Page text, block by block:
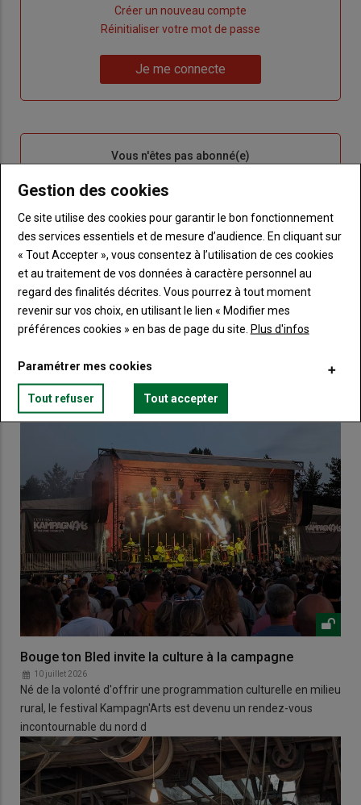
Créer un nouveau compte
de
Réinitialiser votre mot de passe
me
Je me connecte
titre
Vous n'êtes pas abonné(e)
BodyChoisissez votre formule et créez votre
compte pour accéder à tout Terre de
Touraine.
Lien Créez un compte
Bouge ton Bled invite la culture à la campagne
10 juillet 2026
Né de la volonté d'offrir une programmation culturelle en milieu
rural, le festival Kampagn'Arts est devenu un rendez-vous
incontournable du nord d
Gestion des cookies
Ce site utilise des cookies pour garantir le bon fonctionnement
des services essentiels et de mesure d’audience. En cliquant sur
« Tout Accepter », vous consentez à l’utilisation de ces cookies
et au traitement de vos données à caractère personnel au
regard des finalités décrites. Vous pourrez à tout moment
revenir sur vos choix, en utilisant le lien « Modifier mes
préférences cookies » en bas de page du site. Plus d'infos
Paramétrer mes cookies
Tout refuser Tout accepter